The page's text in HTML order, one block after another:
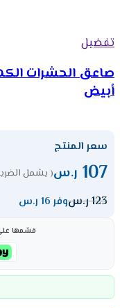
تفضيل
أبيض
سعر المنتج
107 ر.س( يشمل
123ر.سوفر 16 ر.س
قسّمها